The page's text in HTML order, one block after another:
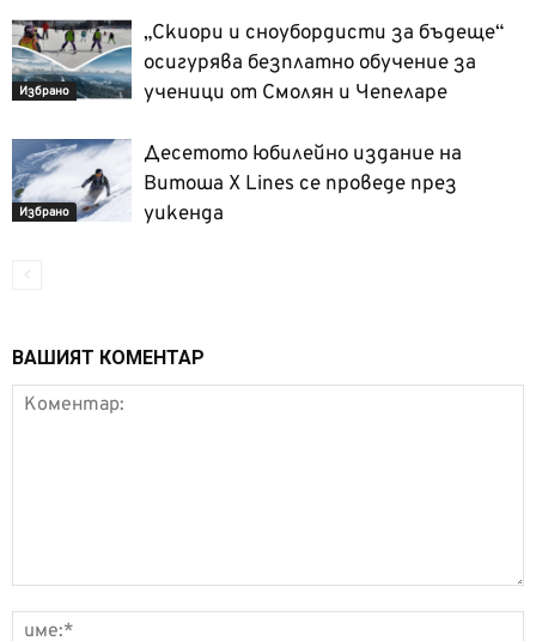
Избрано
„Скиори и сноубордисти за бъдеще“
осигурява безплатно обучение за
ученици от Смолян и Чепеларе
Избрано
Десетото юбилейно издание на
Витоша X Lines се проведе през
уикенда
ВАШИЯТ КОМЕНТАР